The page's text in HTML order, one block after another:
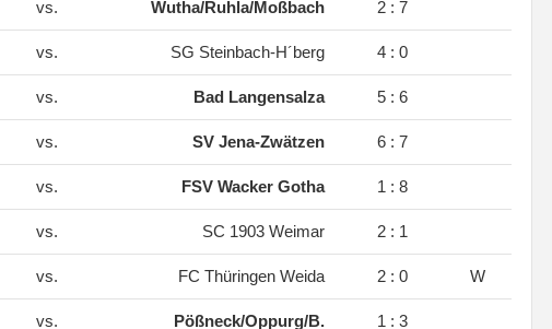
vs. Wutha/Ruhla/Moßbach 2 : 7
vs. SG Steinbach-H´berg 4 : 0
vs. Bad Langensalza 5 : 6
vs. SV Jena-Zwätzen 6 : 7
vs. FSV Wacker Gotha 1 : 8
vs. SC 1903 Weimar 2 : 1
vs. FC Thüringen Weida 2 : 0 W
vs. Pößneck/Oppurg/B. 1 : 3